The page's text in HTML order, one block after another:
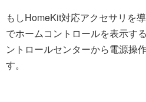
もしHomeKit対応アクセサリを
でホームコントロールを表示す
ントロールセンターから電源操
す。